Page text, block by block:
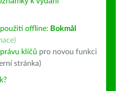
offline: Bokmål
)
klíčů pro novou funkci
stránka)